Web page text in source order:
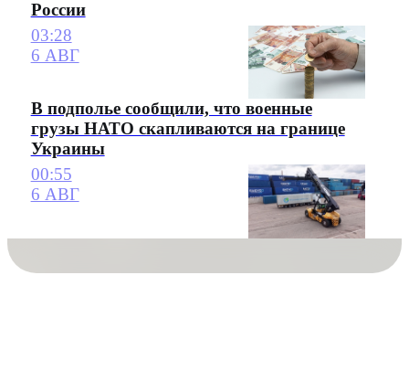
России
03:28
6 АВГ
В подполье сообщили, что военные
грузы НАТО скапливаются на границе
Украины
00:55
6 АВГ